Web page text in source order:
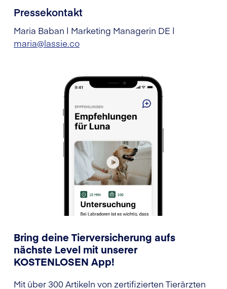
Pressekontakt
Maria Baban | Marketing Managerin DE |
maria@lassie.co
Bring deine Tierversicherung aufs
nächste Level mit unserer
KOSTENLOSEN App!
Mit über 300 Artikeln von zertifizierten Tierärzten